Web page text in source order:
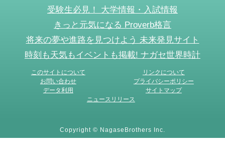
受験生必見！ 大学情報・入試情報
きっと元気になる Proverb格言
将来の夢や進路を見つけよう 未来発見サイト
時刻も天気もイベントも掲載! ナガセ世界時計
このサイトについて
リンクについて
お問い合わせ
プライバシーポリシー
データ利用
サイトマップ
ニュースリリース
Copyright © NagaseBrothers Inc.